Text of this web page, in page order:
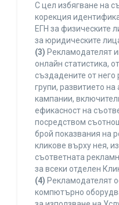
С цел избягване на
корекция
ЕГН за физическите
за юридическите
(3) Рекламодателят
онлайн статистика,
създадените от
групи, развитието
кампании,
ефикасност на
посредством
брой показвания на
кликове върху нея,
съответната
за всеки отделен
(4) Рекламодателят
компютърно